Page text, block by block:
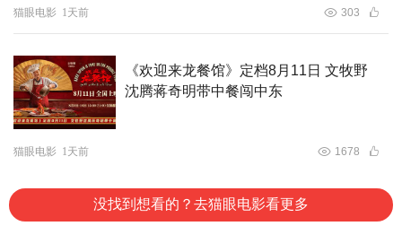
猫眼电影 1天前 303
《欢迎来龙餐馆》定档8月11日 文牧野
沈腾蒋奇明带中餐闯中东
猫眼电影 1天前 1678
没找到想看的？去猫眼电影看更多